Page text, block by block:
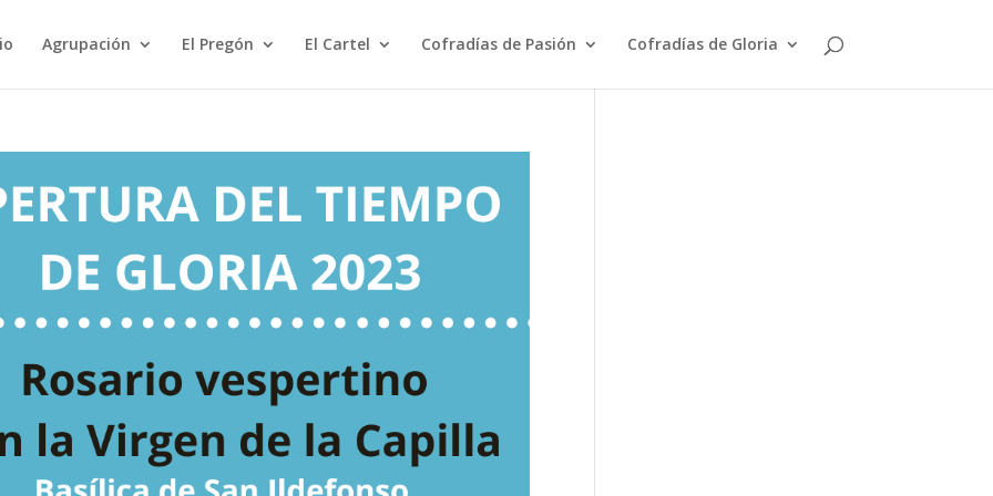
Agrupación El Pregón El Cartel Cofradías de Pasión Cofradías de Gloria